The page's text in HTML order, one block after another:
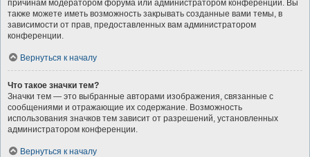
причинам модератором форума или администратором конференции. Вы
также можете иметь возможность закрывать созданные вами темы, в
зависимости от прав, предоставленных вам администратором
конференции.
Вернуться к началу
Что такое значки тем?
Значки тем — это выбранные авторами изображения, связанные с
сообщениями и отражающие их содержание. Возможность
использования значков тем зависит от разрешений, установленных
администратором конференции.
Вернуться к началу